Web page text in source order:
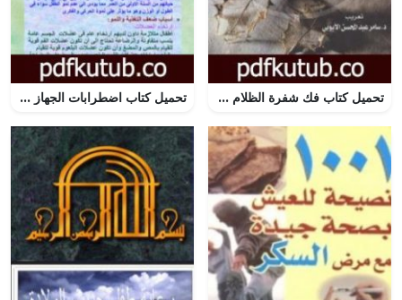
تحميل كتاب فك شفرة الظلام – البحث عن الأسباب الوراثية لمرض الزهايمر PDF تأليف رادولف إي.تانزي مجانا [كامل] تحميل كتاب اضطرابات الجهاز الهضمي PDF تأليف د. ألفت الشافعي مجانا [كامل]